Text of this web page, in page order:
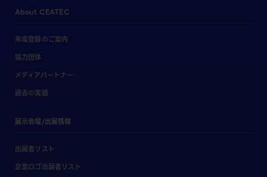
About CEATEC
来場登録のご案内
協力団体
メディアパートナー
過去の実績
展示会場/出展情報
出展者リスト
企業ロゴ出展者リスト